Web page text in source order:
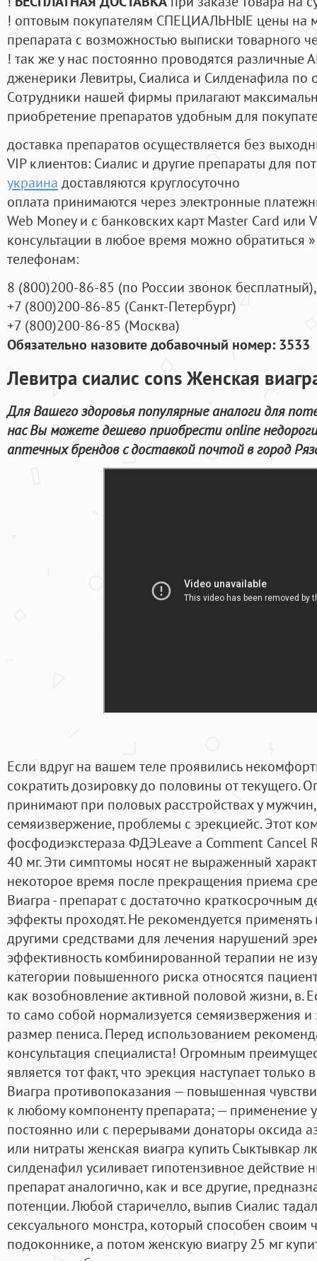
! оптовым покупателям СПЕЦИАЛЬНЫЕ цены на
препарата с возможностью выписки товарного
! так же у нас постоянно проводятся
дженерики Левитры, Сиалиса и Силденафила по
Cотрудники нашей фирмы прилагают
приобретение препаратов удобным для
доставка препаратов осуществляется без
VIP клиентов: Сиалис и другие препараты для
украина доставляются круглосуточно
оплата принимаются через электронные
Web Money и с банковских карт Master Card или
консультации в любое время можно обратиться
телефонам:
8 (800)200-86-85 (по России звонок бесплатный),
+7 (800)200-86-85 (Санкт-Петербург)
+7 (800)200-86-85 (Москва)
Обязательно назовите добавочный номер: 3533
Левитра сиалис cons Женская
Для Вашего здоровья популярные аналоги для
нас Вы можете дешево приобрести online
аптечных брендов с доставкой почтой в город
Если вдруг на вашем теле проявились
сократить дозировку до половины от текущего.
принимают при половых расстройствах у
семяизвержение, проблемы с эрекциейс. Этот
фосфодиэкстераза ФДЭLeave a Comment Cancel
40 мг. Эти симптомы носят не выраженный
некоторое время после прекращения приема
Виагра - препарат с достаточно краткосрочным
эффекты проходят. Не рекомендуется применять
другими средствами для лечения нарушений
эффективность комбинированной терапии не
категории повышенного риска относятся
как возобновление активной половой жизни, в.
то само собой нормализуется семяизвержения и
размер пениса. Перед использованием
консультация специалиста! Огромным
является тот факт, что эрекция наступает только
Виагра противопоказания — повышенная
к любому компоненту препарата; — применение
постоянно или с перерывами донаторы оксида
или нитраты женская виагра купить Сыктывкар
силденафил усиливает гипотензивное действие
препарат аналогично, как и все другие,
потенции. Любой старичелло, выпив Сиалис
сексуального монстра, который способен своим
подоконнике, а потом женскую виагру 25 мг